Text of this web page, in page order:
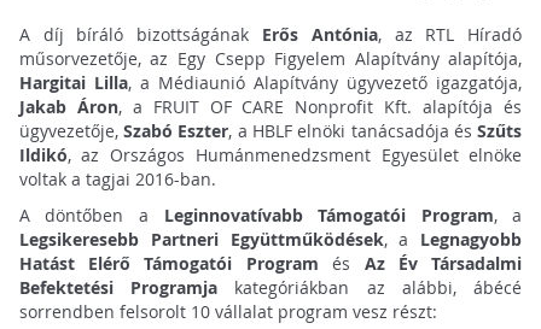
A díj bíráló bizottságának Erős Antónia, az RTL Híradó
műsorvezetője, az Egy Csepp Figyelem Alapítvány alapítója,
Hargitai Lilla, a Médiaunió Alapítvány ügyvezető igazgatója,
Jakab Áron, a FRUIT OF CARE Nonprofit Kft. alapítója és
ügyvezetője,Szabó Eszter, a HBLF elnöki tanácsadója ésSzűts
Ildikó, az Országos Humánmenedzsment Egyesület elnöke
voltak a tagjai 2016-ban.
A döntőben a Leginnovatívabb Támogatói Program, a
Legsikeresebb Partneri Együttműködések, a Legnagyobb
Hatást Elérő Támogatói Program és Az Év Társadalmi
Befektetési Programja kategóriákban az alábbi, ábécé
sorrendben felsorolt 10 vállalat program vesz részt: